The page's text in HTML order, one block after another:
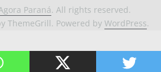
Paraná. All rights reserved.
ThemeGrill. Powered by WordPress.